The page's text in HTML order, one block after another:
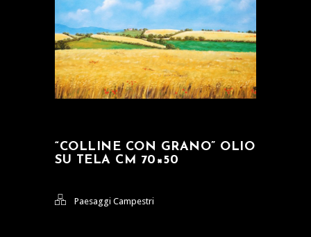
“COLLINE CON GRANO” OLIO
SU TELA CM 70×50
Paesaggi Campestri